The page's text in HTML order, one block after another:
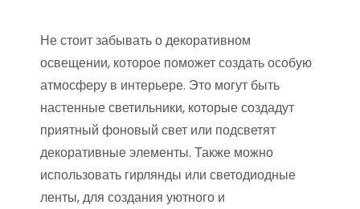
Не стоит забывать о декоративном
освещении, которое поможет создать особую
атмосферу в интерьере. Это могут быть
настенные светильники, которые создадут
приятный фоновый свет или подсветят
декоративные элементы. Также можно
использовать гирлянды или светодиодные
ленты, для создания уютного и